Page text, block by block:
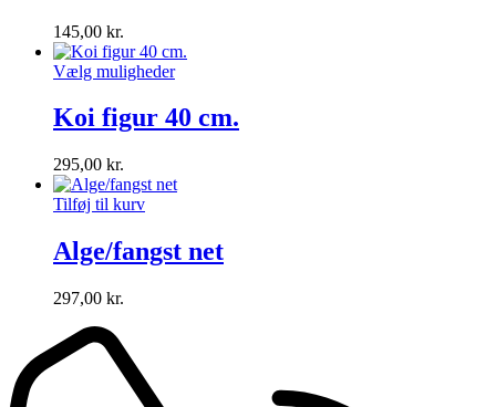
145,00 kr.
Vælg muligheder
Koi figur 40 cm.
295,00 kr.
Tilføj til kurv
Alge/fangst net
297,00 kr.